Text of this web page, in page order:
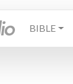
BIBLE